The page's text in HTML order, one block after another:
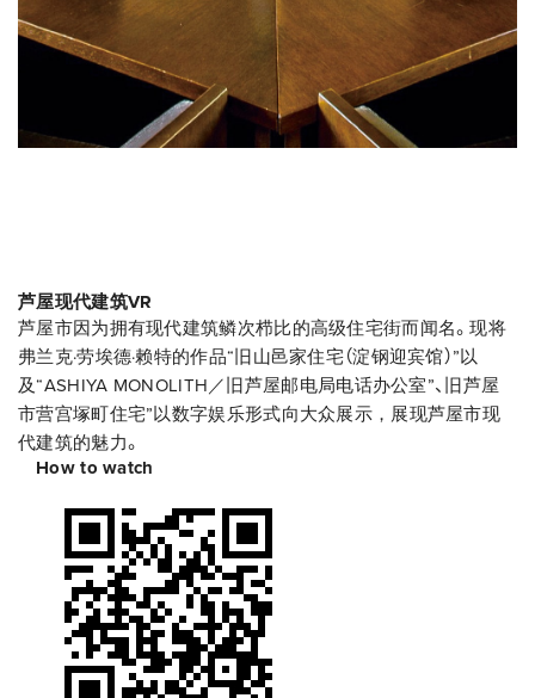
芦屋现代建筑VR
芦屋市因为拥有现代建筑鳞次栉比的高级住宅街而闻名。现将
弗兰克·劳埃德·赖特的作品“旧山邑家住宅（淀钢迎宾馆）”以
及“ASHIYA MONOLITH／旧芦屋邮电局电话办公室”、旧芦屋
市营宫塚町住宅”以数字娱乐形式向大众展示，展现芦屋市现
代建筑的魅力。
How to watch